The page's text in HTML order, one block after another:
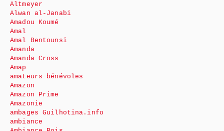
Altmeyer
Alwan al-Janabi
Amadou Koumé
Amal
Amal Bentounsi
Amanda
Amanda Cross
Amap
amateurs bénévoles
Amazon
Amazon Prime
Amazonie
ambages Guilhotina.info
ambiance